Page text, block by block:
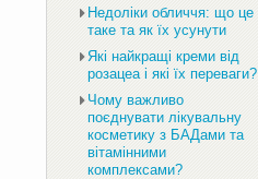
Недоліки обличчя: що це
таке та як їх усунути
Які найкращі креми від
розацеа і які їх переваги?
Чому важливо
поєднувати лікувальну
косметику з БАДами та
вітамінними
комплексами?